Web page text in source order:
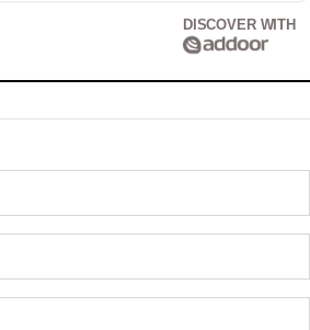
DISCOVER WITH